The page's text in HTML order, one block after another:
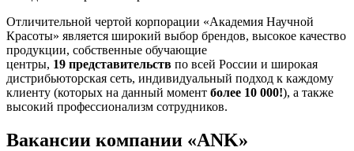
Отличительной чертой корпорации «Академия Научной
Красоты» является широкий выбор брендов, высокое качество
продукции, собственные обучающие
центры, 19 представительств по всей России и широкая
дистрибьюторская сеть, индивидуальный подход к каждому
клиенту (которых на данный момент более 10 000!), а также
высокий профессионализм сотрудников.
Вакансии компании «ANK»